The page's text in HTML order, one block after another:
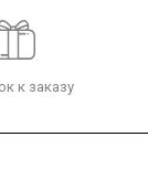
к заказу